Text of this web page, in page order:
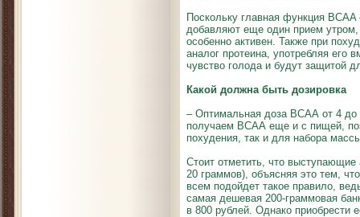
Поскольку главная функция BCAA
добавляют еще один прием
особенно активен. Также при
аналог протеина, употребляя его
чувство голода и будут защитой
Какой должна быть дозировка
– Оптимальная доза ВСАА от 4
получаем ВСАА еще и с пищей,
похудения, так и для набора
Стоит отметить, что
20 граммов), объясняя это тем,
всем подойдет такое правило,
самая дешевая 200-граммовая
в 800 рублей. Однако приобрести